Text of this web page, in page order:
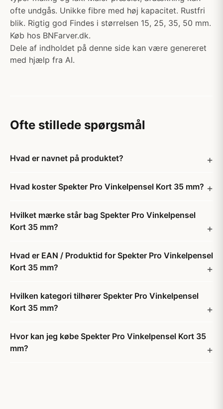
ofte undgås. Unikke fibre med høj kapacitet. Rustfri
blik. Rigtig god Findes i størrelsen 15, 25, 35, 50 mm.
Køb hos BNFarver.dk.
Dele af indholdet på denne side kan være genereret
med hjælp fra AI.
Ofte stillede spørgsmål
Hvad er navnet på produktet?
Hvad koster Spekter Pro Vinkelpensel Kort 35 mm?
Hvilket mærke står bag Spekter Pro Vinkelpensel
Kort 35 mm?
Hvad er EAN / Produktid for Spekter Pro Vinkelpensel
Kort 35 mm?
Hvilken kategori tilhører Spekter Pro Vinkelpensel
Kort 35 mm?
Hvor kan jeg købe Spekter Pro Vinkelpensel Kort 35
mm?